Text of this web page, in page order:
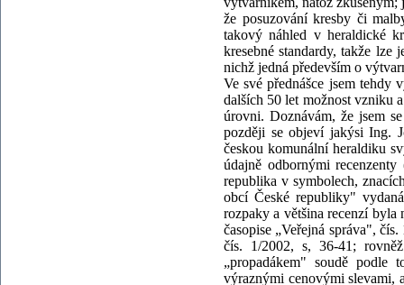
že posuzování kresby či
takový náhled v heraldické
kresebné standardy, takže
nichž jedná především o
Ve své přednášce jsem tehdy
dalších 50 let možnost vzniku
úrovni. Doznávám, že jsem
později se objeví jakýsi Ing.
českou komunální heraldiku
údajně odbornými
republika v symbolech,
obcí České republiky"
rozpaky a většina recenzí byla
časopise „Veřejná správa",
čís. 1/2002, s, 36-41;
„propadákem" soudě podle
výraznými cenovými slevami,